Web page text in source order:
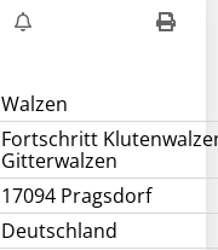
Walzen
Fortschritt
Gitterwalzen
17094 Pragsdorf
Deutschland